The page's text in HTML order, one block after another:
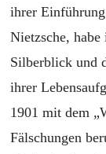
ihrer
Nietzsche,
Silberblick und
ihrer
1901 mit dem
Fälschungen